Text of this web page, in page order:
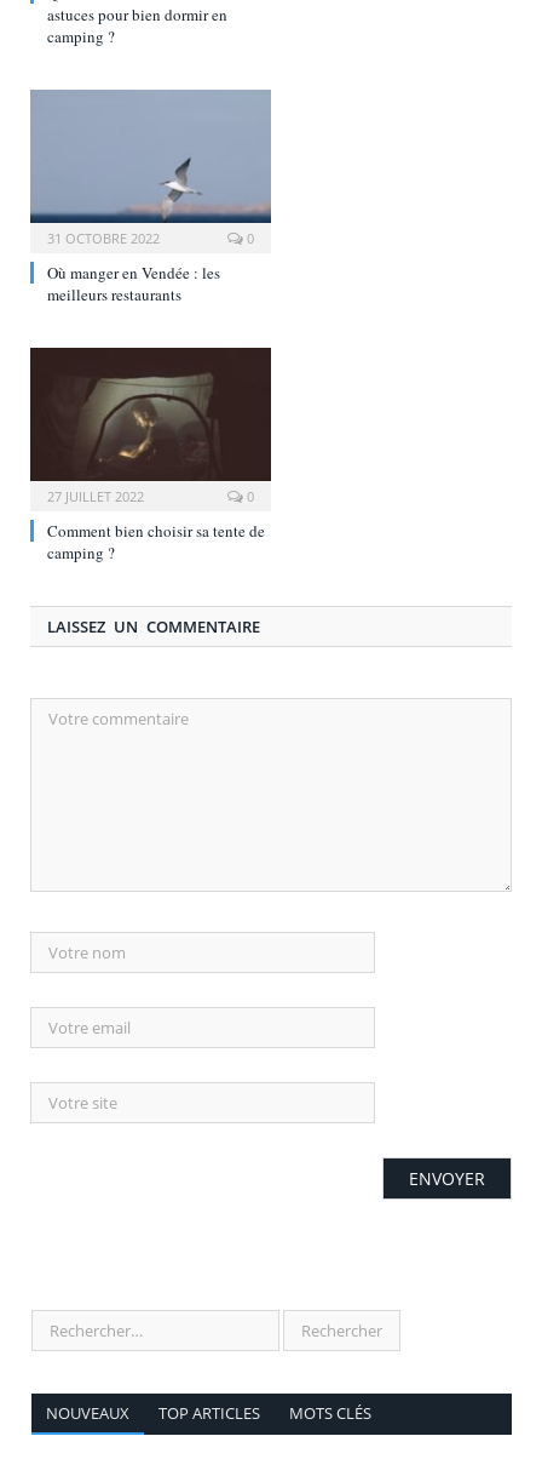
astuces pour bien dormir en
camping ?
31 OCTOBRE 2022 0
Où manger en Vendée : les
meilleurs restaurants
27 JUILLET 2022 0
Comment bien choisir sa tente de
camping ?
LAISSEZ UN COMMENTAIRE
NOUVEAUX TOP ARTICLES MOTS CLÉS